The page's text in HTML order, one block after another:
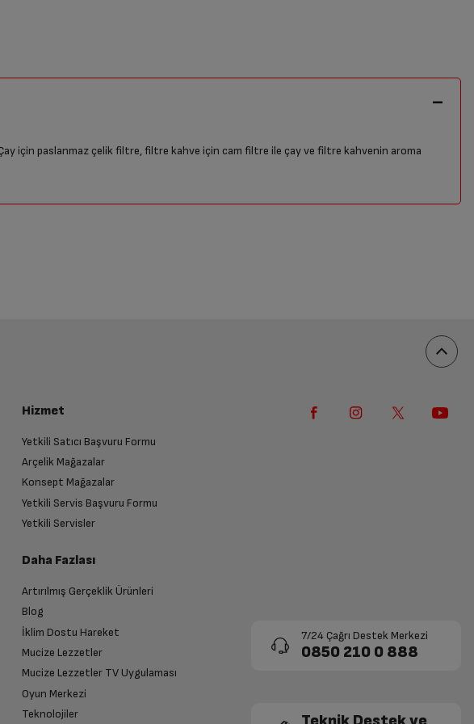
için paslanmaz çelik filtre, filtre kahve için cam filtre ile çay ve filtre kahvenin aroma
Hizmet
Yetkili Satıcı Başvuru Formu
Arçelik Mağazalar
Konsept Mağazalar
Yetkili Servis Başvuru Formu
Yetkili Servisler
Daha Fazlası
Artırılmış Gerçeklik Ürünleri
Blog
İklim Dostu Hareket
Mucize Lezzetler
Mucize Lezzetler TV Uygulaması
Oyun Merkezi
Teknolojiler
7/24 Çağrı Destek Merkezi
0850 210 0 888